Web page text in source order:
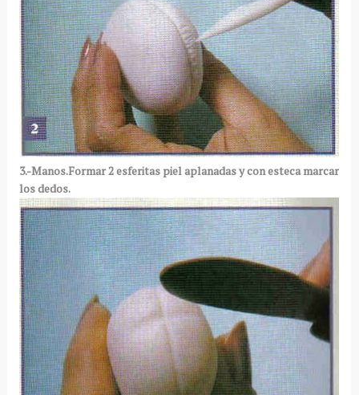
3.-Manos.Formar 2 esferitas piel aplanadas y con esteca marcar
los dedos.